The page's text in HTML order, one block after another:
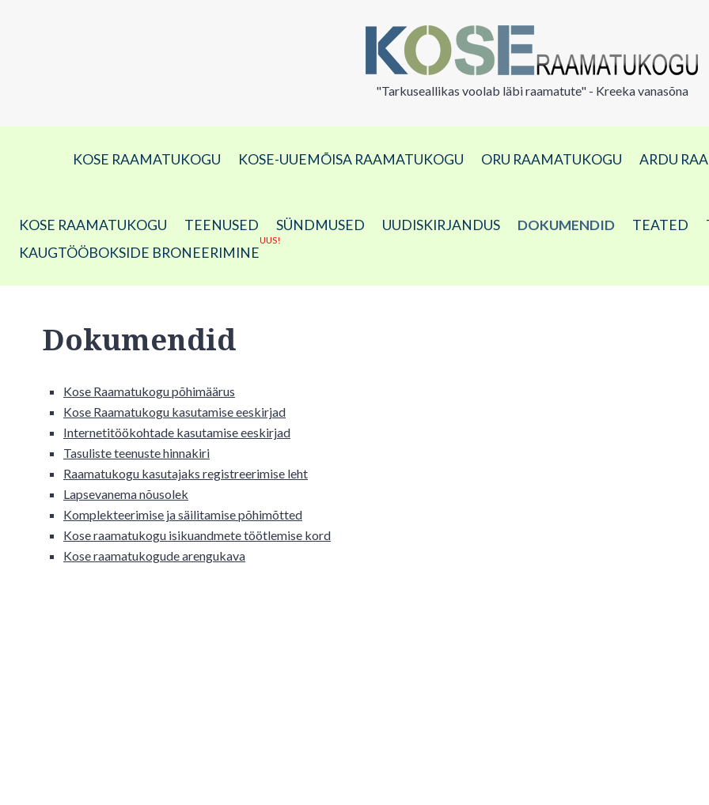
"Tarkuseallikas voolab läbi raamatute" - Kreeka vanasõna
KOSE RAAMATUKOGU KOSE-UUEMÕISA RAAMATUKOGU ORU RAAMATUKOGU ARDU
KOSE RAAMATUKOGU TEENUSED SÜNDMUSED UUDISKIRJANDUS DOKUMENDID TEATED
KAUGTÖÖBOKSIDE BRONEERIMINE
UUS!
Dokumendid
Kose Raamatukogu põhimäärus
Kose Raamatukogu kasutamise eeskirjad
Internetitöökohtade kasutamise eeskirjad
Tasuliste teenuste hinnakiri
Raamatukogu kasutajaks registreerimise leht
Lapsevanema nõusolek
Komplekteerimise ja säilitamise põhimõtted
Kose raamatukogu isikuandmete töötlemise kord
Kose raamatukogude arengukava